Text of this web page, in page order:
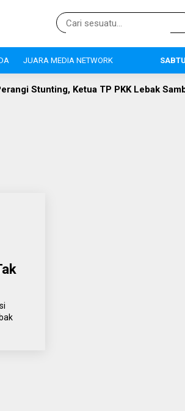
JUARA MEDIA NETWORK
TP PKK Lebak Sambangi Anak Asuh di